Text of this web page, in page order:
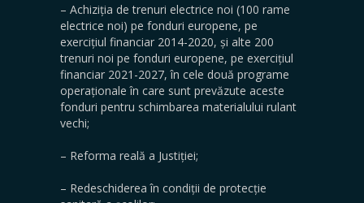
– Achiziția de trenuri electrice noi (100 rame
electrice noi) pe fonduri europene, pe
exercițiul financiar 2014-2020, și alte 200
trenuri noi pe fonduri europene, pe exercițiul
financiar 2021-2027, în cele două programe
operaționale în care sunt prevăzute aceste
fonduri pentru schimbarea materialului rulant
vechi;
– Reforma reală a Justiției;
– Redeschiderea în condiții de protecție